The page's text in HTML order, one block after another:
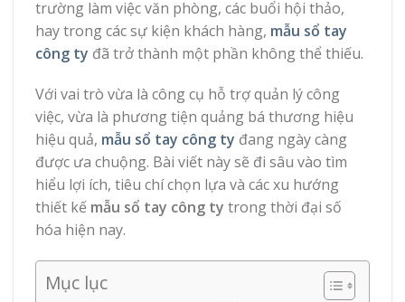
trường làm việc văn phòng, các buổi hội thảo,
hay trong các sự kiện khách hàng, mẫu sổ tay
công ty đã trở thành một phần không thể thiếu.
Với vai trò vừa là công cụ hỗ trợ quản lý công
việc, vừa là phương tiện quảng bá thương hiệu
hiệu quả, mẫu sổ tay công ty đang ngày càng
được ưa chuộng. Bài viết này sẽ đi sâu vào tìm
hiểu lợi ích, tiêu chí chọn lựa và các xu hướng
thiết kế mẫu sổ tay công ty trong thời đại số
hóa hiện nay.
Mục lục